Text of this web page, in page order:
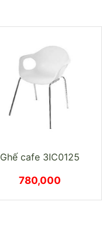
Ghế cafe 3IC0125
780,000